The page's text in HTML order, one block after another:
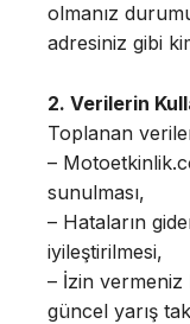
olmanız
adresiniz gibi
2. Verilerin
Toplanan
–
sunulması,
– Hataların
iyileştirilmesi,
– İzin vermeniz
güncel yarış